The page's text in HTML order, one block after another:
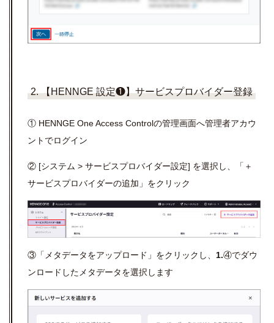
2. 【HENNGE 設定❶】サービスプロバイダー登録
① HENNGE One Access Controlの管理画面へ管理者アカウ
ントでログイン
② [システム > サービスプロバイダー設定] を選択し、「＋
サービスプロバイダーの追加」をクリック
③「メタデータをアップロード」をクリックし、 1.④でダウ
ンロードしたメタデータを選択します